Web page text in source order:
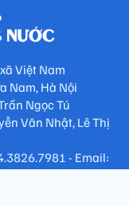
Việt Nam
Nam, Hà Nội
Ngọc Tú
Văn Nhật, Lê Thị
- Email: